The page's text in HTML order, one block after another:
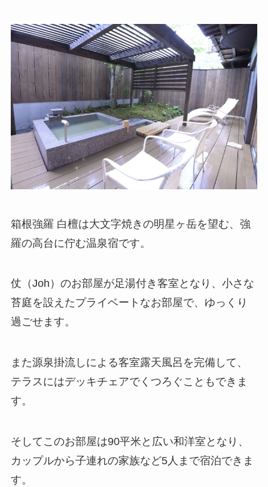
箱根強羅 白檀は大文字焼きの明星ヶ岳を望む、強
羅の高台に佇む温泉宿です。
仗（Joh）のお部屋が足湯付き客室となり、小さな
苔庭を設えたプライベートなお部屋で、ゆっくり
過ごせます。
また源泉掛流しによる客室露天風呂を完備して、
テラスにはデッキチェアでくつろぐこともできま
す。
そしてこのお部屋は90平米と広い和洋室となり、
カップルから子連れの家族など5人まで宿泊できま
す。